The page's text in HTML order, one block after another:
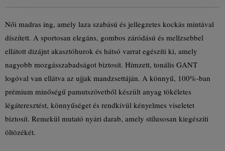
Női madras ing, amely laza szabású és jellegzetes kockás mintával
díszített. A sportosan elegáns, gombos záródású és mellzsebbel
ellátott dizájnt akasztóhurok és hátsó varrat egészíti ki, amely
nagyobb mozgásszabadságot biztosít. Hímzett, tonális GANT
logóval van ellátva az ujjak mandzsettáján. A könnyű, 100%-ban
prémium minőségű pamutszövetből készült anyag tökéletes
légáteresztést, könnyűséget és rendkívül kényelmes viseletet
biztosít. Remekül mutató nyári darab, amely stílusosan kiegészíti
öltözékét.